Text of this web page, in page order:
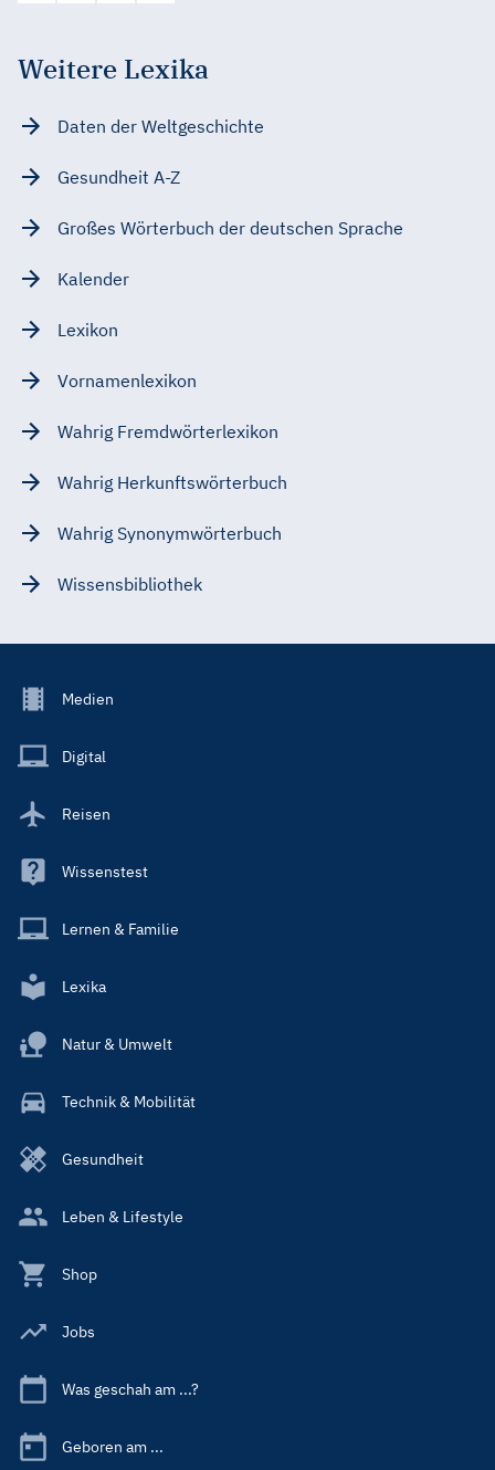
Weitere Lexika
Daten der Weltgeschichte
Gesundheit A-Z
Großes Wörterbuch der deutschen Sprache
Kalender
Lexikon
Vornamenlexikon
Wahrig Fremdwörterlexikon
Wahrig Herkunftswörterbuch
Wahrig Synonymwörterbuch
Wissensbibliothek
Footer
Main
Medien
Digital
Reisen
Wissenstest
Lernen & Familie
Lexika
Natur & Umwelt
Technik & Mobilität
Gesundheit
Leben & Lifestyle
Shop
Jobs
Was geschah am ...?
Geboren am ...